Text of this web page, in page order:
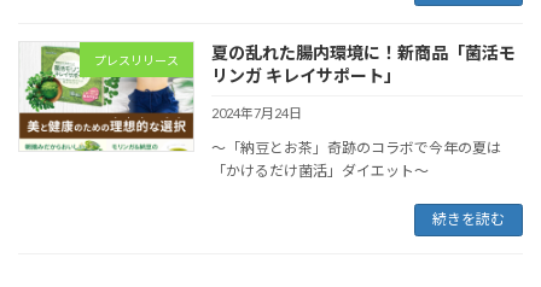
プレスリリース
夏の乱れた腸内環境に！新商品「菌活モ
リンガ キレイサポート」
2024年7月24日
～「納豆とお茶」奇跡のコラボで今年の夏は
「かけるだけ菌活」ダイエット～
続きを読む